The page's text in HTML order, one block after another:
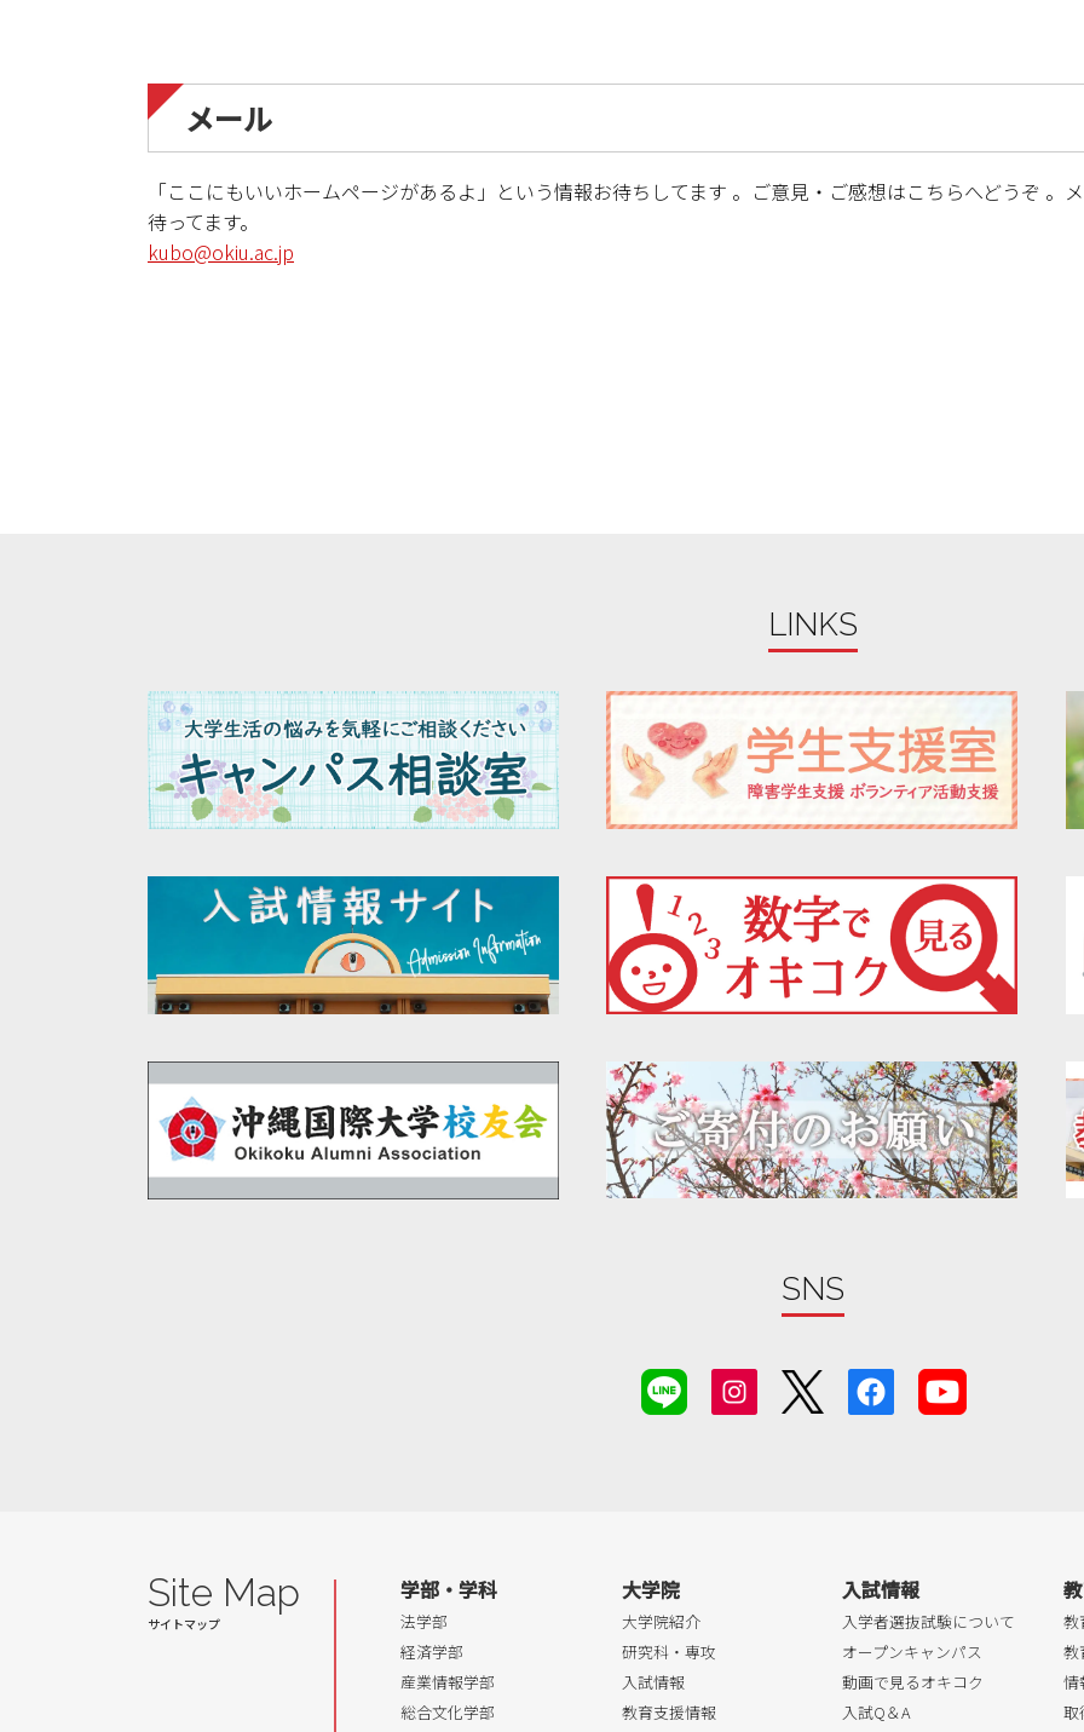
メール
「ここにもいいホームページがあるよ」という情報お待ちしてます 。ご意見・ご感想はこちらへどうぞ 。
待ってます。
kubo@okiu.ac.jp
LINKS
SNS
Site Map 学部・学科
法学部
経済学部
産業情報学部
総合文化学部
大学院
大学院紹介
研究科・専攻
入試情報
教育支援情報
入試情報
入学者選抜試験について
オープンキャンパス
動画で見るオキコク
入試Q＆A
教
教
情
取